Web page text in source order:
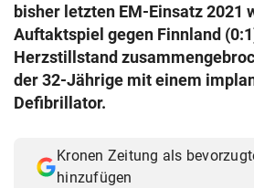
Muthgasse 2, 1190 Wien
bisher letzten EM-Einsatz 2021
Auftaktspiel gegen Finnland
Herzstillstand
der 32-Jährige mit einem
Defibrillator.
Kronen Zeitung als
hinzufügen